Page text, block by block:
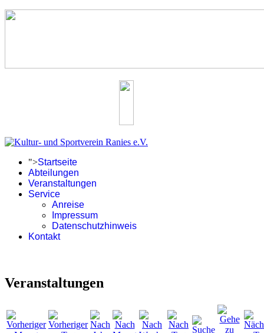
">Startseite
Abteilungen
Veranstaltungen
Service
Anreise
Impressum
Datenschutzhinweis
Kontakt
Veranstaltungen